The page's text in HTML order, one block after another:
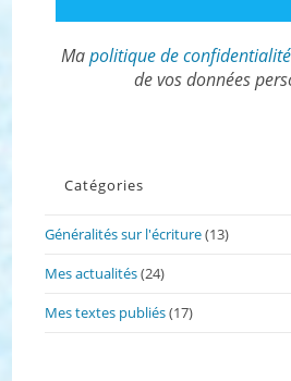
Mapolitique de confidentialité
de vos données
Catégories
Généralités sur l'écriture(13)
Mes actualités(24)
Mes textes publiés(17)